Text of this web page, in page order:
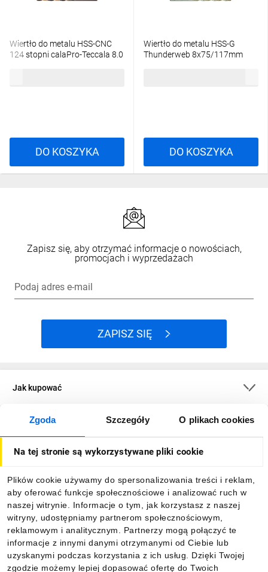
Zgoda Szczegóły O plikach cookies
Na tej stronie są wykorzystywane pliki cookie
Plików cookie używamy do spersonalizowania treści i reklam,
aby oferować funkcje społecznościowe i analizować ruch w
naszej witrynie. Informacje o tym, jak korzystasz z naszej
witryny, udostępniamy partnerom społecznościowym,
reklamowym i analitycznym. Partnerzy mogą połączyć te
informacje z innymi danymi otrzymanymi od Ciebie lub
uzyskanymi podczas korzystania z ich usług. Dzięki Twojej
zgodzie możemy lepiej dopasować ofertę do Twoich
Wiertło do metalu HSS-CNC
124 stopni calaPro-Teccala 8.0
DO KOSZYKA
Wiertło do metalu HSS-G
Thunderweb 8x75/117mm
DO KOSZYKA
Zapisz się, aby otrzymać informacje o nowościach,
promocjach i wyprzedażach
Podaj adres e-mail
ZAPISZ SIĘ
Jak kupować
O firmie
Informacje
Pobierz naszą aplikację mobilną: